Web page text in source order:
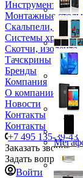
Инструменты для
Монтажные
Скальпели,
Системы хранения
Скотчи, изолента
Тачскрины
Бренды
Компания
О компании
Новости
Контакты
Контакты
+7 495 135-39-43
Заказать звонок
Задать вопрос
Войти